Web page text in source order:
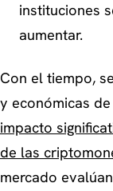
instituciones
aumentar.
Con el tiempo,
y económicas
impacto
de las
mercado